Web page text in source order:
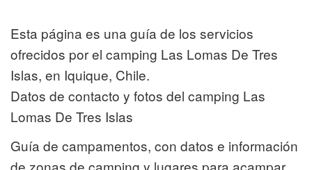
Esta página es una guía de los servicios
ofrecidos por el camping Las Lomas De Tres
Islas, en Iquique, Chile.
Datos de contacto y fotos del camping Las
Lomas De Tres Islas
Guía de campamentos, con datos e información